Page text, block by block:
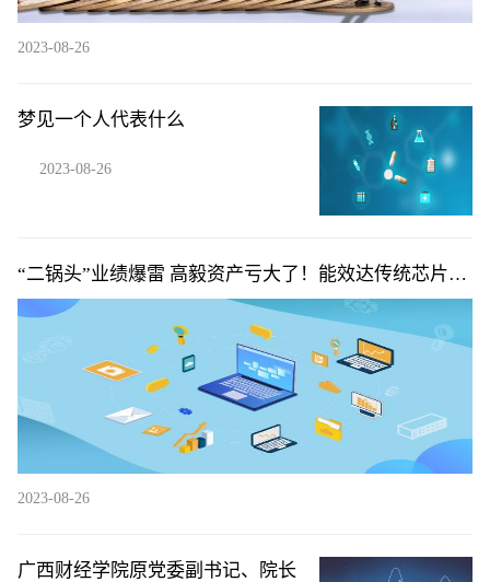
2023-08-26
梦见一个人代表什么
2023-08-26
“二锅头”业绩爆雷 高毅资产亏大了！能效达传统芯片14
倍 IBM开发出新AI芯片（附概念股）
2023-08-26
广西财经学院原党委副书记、院长